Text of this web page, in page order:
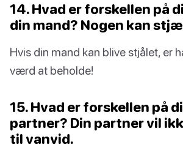
14. Hvad er forskellen på
din mand? Nogen kan
Hvis din mand kan blive stjålet, er
værd at beholde!
15. Hvad er forskellen på
partner? Din partner vil
til vanvid.